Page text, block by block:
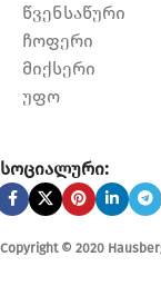
წვენსაწური
ჩოფერი
მიქსერი
უფო
სოციალური:
Copyright © 2020